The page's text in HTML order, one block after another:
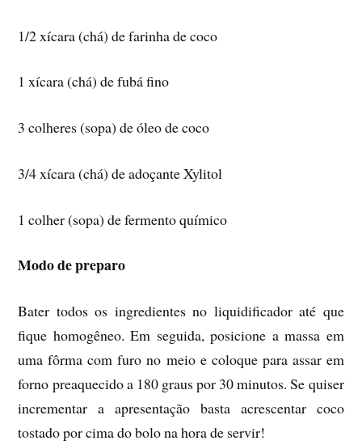
1/2 xícara (chá) de farinha de coco
1 xícara (chá) de fubá fino
3 colheres (sopa) de óleo de coco
3/4 xícara (chá) de adoçante Xylitol
1 colher (sopa) de fermento químico
Modo de preparo
Bater todos os ingredientes no liquidificador até que
fique homogêneo. Em seguida, posicione a massa em
uma fôrma com furo no meio e coloque para assar em
forno preaquecido a 180 graus por 30 minutos. Se quiser
incrementar a apresentação basta acrescentar coco
tostado por cima do bolo na hora de servir!